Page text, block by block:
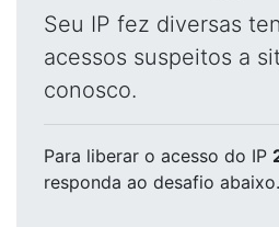
Seu IP fez diversas
acessos suspeitos a
conosco.
Para liberar o acesso do IP
responda ao desafio abaixo.